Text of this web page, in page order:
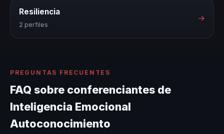
Resiliencia
2 perfiles
→
PREGUNTAS FRECUENTES
FAQ sobre conferenciantes de
Inteligencia Emocional
Autoconocimiento